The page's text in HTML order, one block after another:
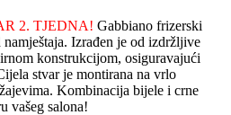
2. TJEDNA! Gabbiano frizerski
Izrađen je od izdržljive
konstrukcijom, osiguravajući
stvar je montirana na vrlo
Kombinacija bijele i crne
vašeg salona!